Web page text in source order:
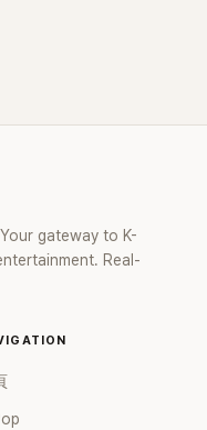
gateway to K-
Real-